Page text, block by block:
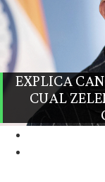
EXPLICA
CUAL